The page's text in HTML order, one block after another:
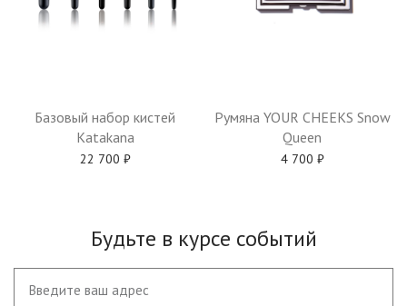
Базовый набор кистей
Katakana
22 700 ₽
Румяна YOUR CHEEKS Snow
Queen
4 700 ₽
Будьте в курсе событий